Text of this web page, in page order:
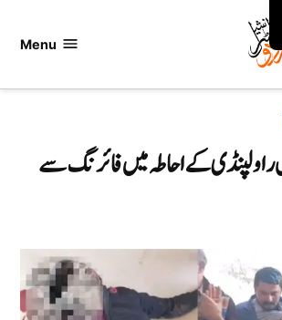
Menu
کے احاطہ میں فائرنگ سے